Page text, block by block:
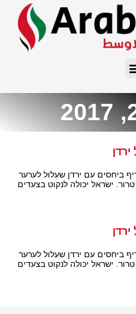
ביחסים עם ירדן שעלול לערער
ישראל יכולה לנקוט בצעדים
ביחסים עם ירדן שעלול לערער
ישראל יכולה לנקוט בצעדים